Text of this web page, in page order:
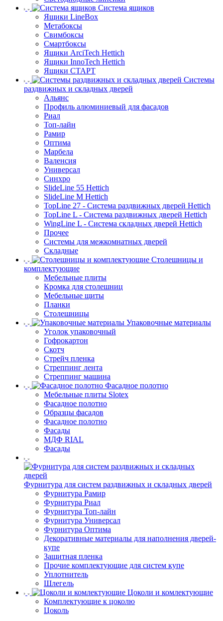
Система ящиков
Ящики LineBox
Метабоксы
Свимбоксы
Смартбоксы
Ящики ArciTech Hettich
Ящики InnoTech Hettich
Ящики СТАРТ
Системы
раздвижных и складных дверей
Альянс
Профиль алюминиевый для фасадов
Риал
Топ-лайн
Рамир
Оптима
Марбела
Валенсия
Универсал
Синхро
SlideLine 55 Hettich
SlideLine M Hettich
TopLine 27 - Система раздвижных дверей Hettich
TopLine L - Система раздвижных дверей Hettich
WingLine L - Система складных дверей Hettich
Прочее
Системы для межкомнатных дверей
Складные
Столешницы и
комплектующие
Мебельные плиты
Кромка для столешниц
Мебельные щиты
Планки
Столешницы
Упаковочные материалы
Уголок упаковочный
Гофрокартон
Скотч
Стрейч пленка
Стреппинг лента
Стреппинг машина
Фасадное полотно
Мебельные плиты Slotex
Фасадное полотно
Образцы фасадов
Фасадное полотно
Фасады
МДФ RIAL
Фасады
Фурнитура для систем раздвижных и складных дверей
Фурнитура Рамир
Фурнитура Риал
Фурнитура Топ-лайн
Фурнитура Универсал
Фурнитура Оптима
Декоративные материалы для наполнения дверей-
купе
Защитная пленка
Прочие комплектующие для систем купе
Уплотнитель
Шлегель
Цоколи и комлектующие
Комплектующие к цоколю
Цоколь